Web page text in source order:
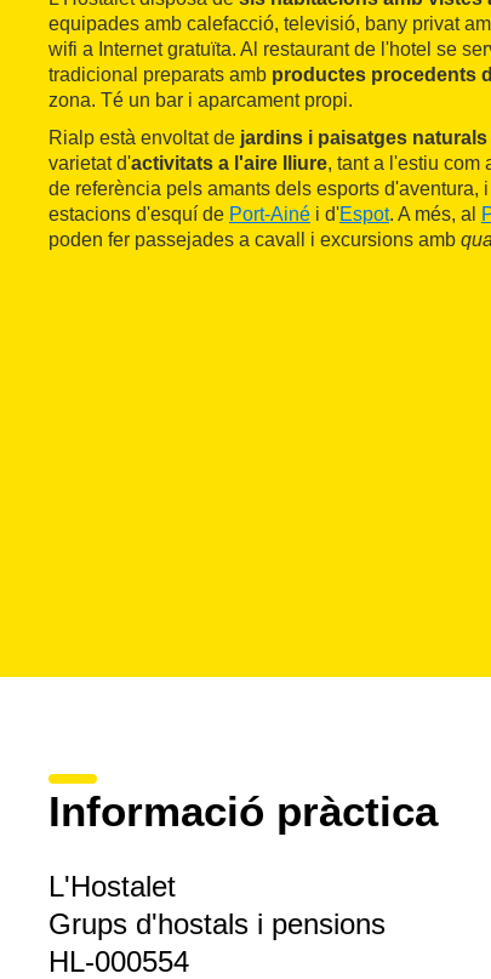
equipades amb calefacció, televisió, bany privat
wifi a Internet gratuïta. Al restaurant de l'hotel se
tradicional preparats amb productes procedents
zona. Té un bar i aparcament propi.
Rialp està envoltat de jardins i paisatges naturals
varietat d'activitats a l'aire lliure, tant a l'estiu com
de referència pels amants dels esports d'aventura,
estacions d'esquí de Port-Ainé i d'Espot. A més, al
poden fer passejades a cavall i excursions amb
Informació pràctica
L'Hostalet
Grups d'hostals i pensions
HL-000554